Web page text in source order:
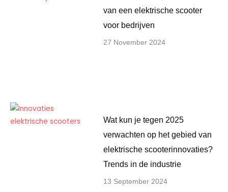
van een elektrische scooter
voor bedrijven
27 November 2024
Wat kun je tegen 2025
verwachten op het gebied van
elektrische scooterinnovaties?
Trends in de industrie
13 September 2024